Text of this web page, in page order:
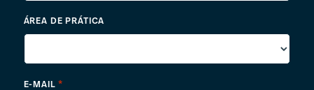
ÁREA DE PRÁTICA
E-MAIL *